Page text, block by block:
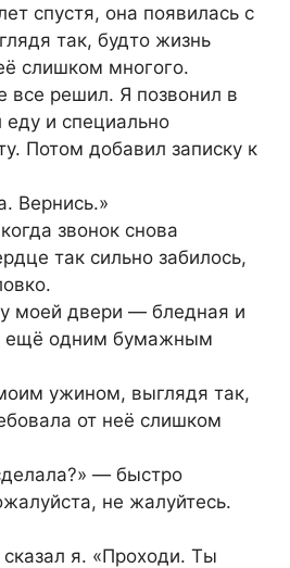
спустя, она появилась с
так, будто жизнь
слишком многого.
все решил. Я позвонил в
еду и специально
Потом добавил записку к
Вернись.»
звонок снова
так сильно забилось,
моей двери — бледная и
ещё одним бумажным
ужином, выглядя так,
от неё слишком
— быстро
не жалуйтесь.
я. «Проходи. Ты